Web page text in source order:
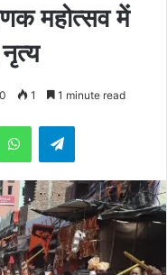
महोत्सव में
0 1 1 minute read
WhatsAppTelegram